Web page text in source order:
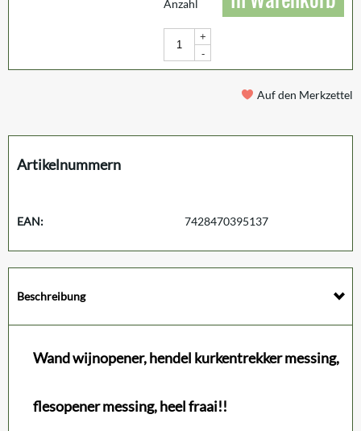
Anzahl
+
-
Auf den Merkzettel
Artikelnummern
EAN: 7428470395137
Beschreibung
Wand wijnopener, hendel kurkentrekker messing,
flesopener messing, heel fraai!!